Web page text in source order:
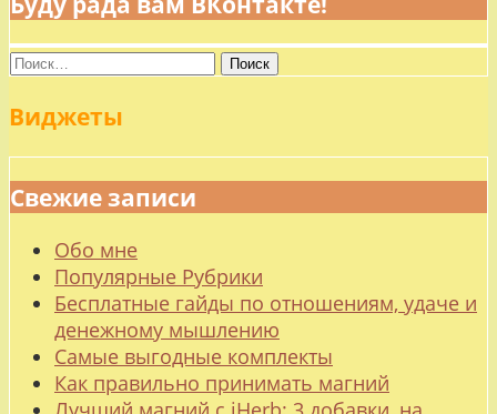
Найти:
Виджеты
Свежие записи
Обо мне
Популярные Рубрики
Бесплатные гайды по отношениям, удаче и
денежному мышлению
Самые выгодные комплекты
Как правильно принимать магний